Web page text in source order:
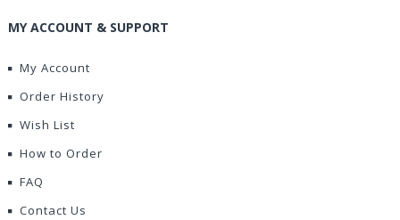
MY ACCOUNT & SUPPORT
My Account
Order History
Wish List
How to Order
FAQ
Contact Us